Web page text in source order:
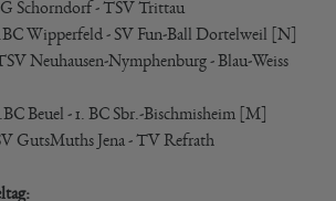
Schorndorf - TSV Trittau
Wipperfeld - SV Fun-Ball Dortelweil [N]
Neuhausen-Nymphenburg - Blau-Weiss
Beuel - 1. BC Sbr.-Bischmisheim [M]
GutsMuths Jena - TV Refrath